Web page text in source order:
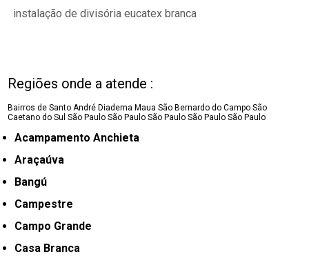
instalação de divisória eucatex branca
Regiões onde a atende :
Bairros de Santo André Diadema Maua São Bernardo do Campo São
Caetano do SulSão Paulo São Paulo São Paulo São Paulo São Paulo
Acampamento Anchieta
Araçaúva
Bangú
Campestre
Campo Grande
Casa Branca